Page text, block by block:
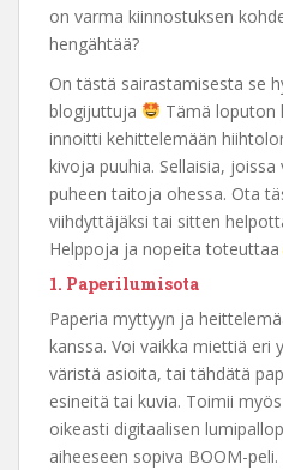
on varma kiinnostuksen
hengähtää?
On tästä sairastamisesta se
blogijuttuja
Tämä loputon
innoitti kehittelemään
kivoja puuhia. Sellaisia,
puheen taitoja ohessa. Ota
viihdyttäjäksi tai sitten
Helppoja ja nopeita toteuttaa
1. Paperilumisota
Paperia myttyyn ja
kanssa. Voi vaikka miettiä eri
väristä asioita, tai tähdätä
esineitä tai kuvia. Toimii
oikeasti digitaalisen
aiheeseen sopiva BOOM-